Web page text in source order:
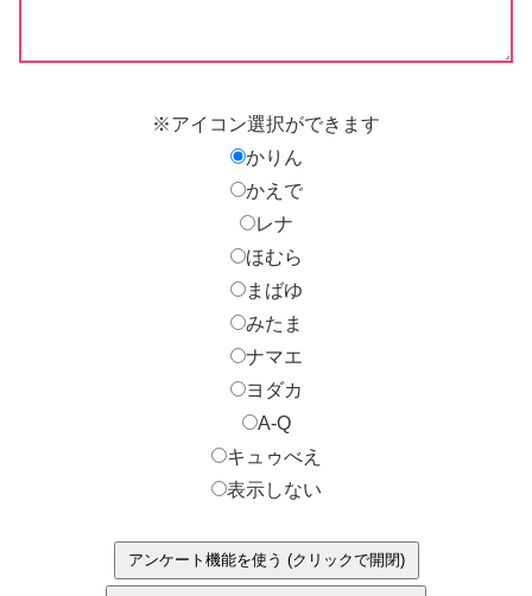
※アイコン選択ができます
かりん
かえで
レナ
ほむら
まばゆ
みたま
ナマエ
ヨダカ
A-Q
キュゥべえ
表示しない
アンケート機能を使う (クリックで開閉)